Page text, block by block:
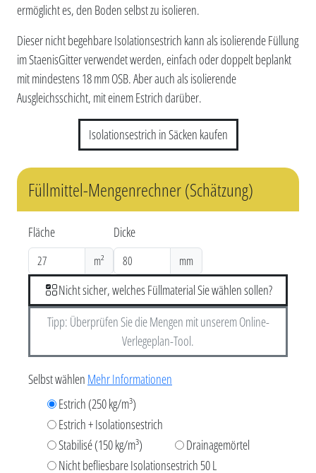
ermöglicht es, den Boden selbst zu isolieren.
Dieser nicht begehbare Isolationsestrich kann als isolierende Füllung
im StaenisGitter verwendet werden, einfach oder doppelt beplankt
mit mindestens 18 mm OSB. Aber auch als isolierende
Ausgleichsschicht, mit einem Estrich darüber.
Isolationsestrich in Säcken kaufen
Füllmittel-Mengenrechner (Schätzung)
Fläche
m²
Dicke
mm
Nicht sicher, welches Füllmaterial Sie wählen sollen?
Tipp: Überprüfen Sie die Mengen mit unserem Online-
Verlegeplan-Tool.
Selbst wählen Mehr Informationen
Estrich (250 kg/m³)
Estrich + Isolationsestrich
Stabilisé (150 kg/m³)
Drainagemörtel
Nicht befliesbare Isolationsestrich 50 L